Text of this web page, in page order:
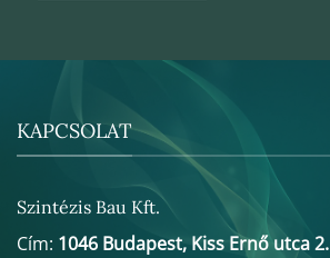
KAPCSOLAT
Szintézis Bau Kft.
Cím: 1046 Budapest, Kiss Ernő utca 2.